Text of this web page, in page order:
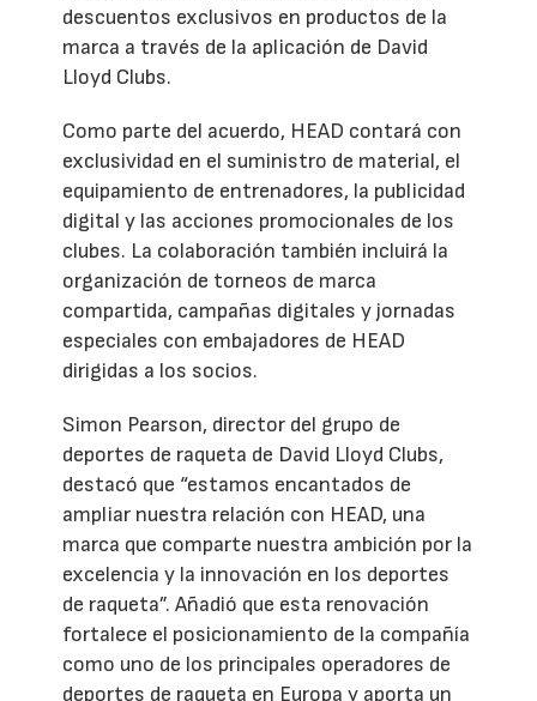
descuentos exclusivos en productos de la
marca a través de la aplicación de David
Lloyd Clubs.
Como parte del acuerdo, HEAD contará con
exclusividad en el suministro de material, el
equipamiento de entrenadores, la publicidad
digital y las acciones promocionales de los
clubes. La colaboración también incluirá la
organización de torneos de marca
compartida, campañas digitales y jornadas
especiales con embajadores de HEAD
dirigidas a los socios.
Simon Pearson, director del grupo de
deportes de raqueta de David Lloyd Clubs,
destacó que “estamos encantados de
ampliar nuestra relación con HEAD, una
marca que comparte nuestra ambición por la
excelencia y la innovación en los deportes
de raqueta”. Añadió que esta renovación
fortalece el posicionamiento de la compañía
como uno de los principales operadores de
deportes de raqueta en Europa y aporta un